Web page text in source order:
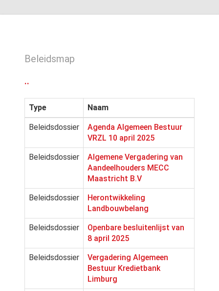
Beleidsmap
..
Type Naam
Beleidsdossier
Agenda Algemeen Bestuur
VRZL 10 april 2025
Beleidsdossier
Algemene Vergadering van
Aandeelhouders MECC
Maastricht B.V
Beleidsdossier
Herontwikkeling
Landbouwbelang
Beleidsdossier
Openbare besluitenlijst van
8 april 2025
Beleidsdossier
Vergadering Algemeen
Bestuur Kredietbank
Limburg